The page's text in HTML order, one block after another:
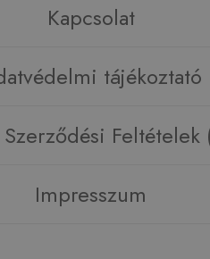
Kapcsolat
tájékoztató
Feltételek
Impresszum